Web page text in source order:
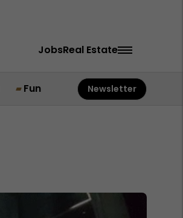
JobsReal Estate
Fun Newsletter